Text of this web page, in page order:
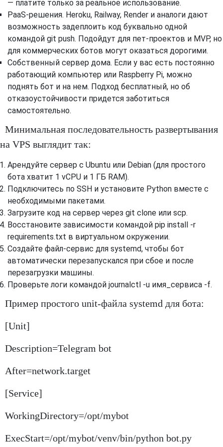
— платите только за реальное использование.
PaaS-решения. Heroku, Railway, Render и аналоги дают
возможность задеплоить код буквально одной
командой git push. Подойдут для пет-проектов и MVP, но
для коммерческих ботов могут оказаться дорогими.
Собственный сервер дома. Если у вас есть постоянно
работающий компьютер или Raspberry Pi, можно
поднять бот и на нем. Подход бесплатный, но об
отказоустойчивости придется заботиться
самостоятельно.
Минимальная последовательность развертывания
на VPS выглядит так:
Арендуйте сервер с Ubuntu или Debian (для простого
бота хватит 1 vCPU и 1 ГБ RAM).
Подключитесь по SSH и установите Python вместе с
необходимыми пакетами.
Загрузите код на сервер через git clone или scp.
Восстановите зависимости командой pip install -r
requirements.txt в виртуальном окружении.
Создайте файл-сервис для systemd, чтобы бот
автоматически перезапускался при сбое и после
перезагрузки машины.
Проверьте логи командой journalctl -u имя_сервиса -f.
Пример простого unit-файла systemd для бота:
[Unit]
Description=Telegram bot
After=network.target
[Service]
WorkingDirectory=/opt/mybot
ExecStart=/opt/mybot/venv/bin/python bot.py